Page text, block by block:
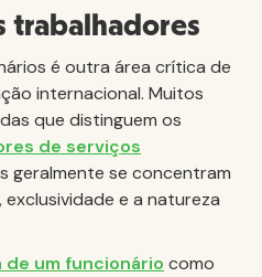
trabalhadores
é outra área crítica de
internacional. Muitos
que distinguem os
de serviços
geralmente se concentram
e a natureza
um funcionário como